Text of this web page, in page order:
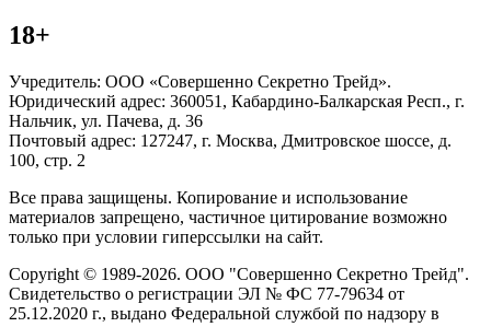
18+
Учредитель: ООО «Совершенно Секретно Трейд».
Юридический адрес: 360051, Кабардино-Балкарская Респ., г.
Нальчик, ул. Пачева, д. 36
Почтовый адрес: 127247, г. Москва, Дмитровское шоссе, д.
100, стр. 2
Все права защищены. Копирование и использование
материалов запрещено, частичное цитирование возможно
только при условии гиперссылки на сайт.
Copyright © 1989-2026. ООО "Совершенно Секретно Трейд".
Свидетельство о регистрации ЭЛ № ФС 77-79634 от
25.12.2020 г., выдано Федеральной службой по надзору в